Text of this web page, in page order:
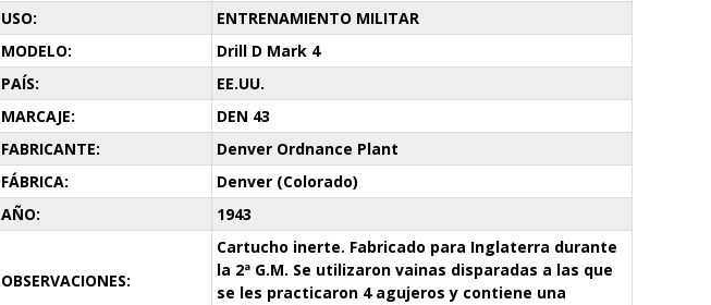
USO:
ENTRENAMIENTO MILITAR
MODELO:
Drill D Mark 4
PAÍS:
EE.UU.
MARCAJE:
DEN 43
FABRICANTE:
Denver Ordnance Plant
FÁBRICA:
Denver (Colorado)
AÑO:
1943
OBSERVACIONES:
Cartucho inerte. Fabricado para Inglaterra durante
la 2ª G.M. Se utilizaron vainas disparadas a las que
se les practicaron 4 agujeros y contiene una